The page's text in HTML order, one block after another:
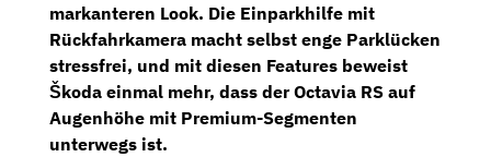
markanteren Look. Die Einparkhilfe mit
Rückfahrkamera macht selbst enge Parklücken
stressfrei, und mit diesen Features beweist
Škoda einmal mehr, dass der Octavia RS auf
Augenhöhe mit Premium-Segmenten
unterwegs ist.